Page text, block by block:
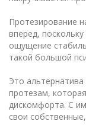
Протезирование
вперед,
ощущение
такой большой
Это
протезам,
дискомфорта. С
свои